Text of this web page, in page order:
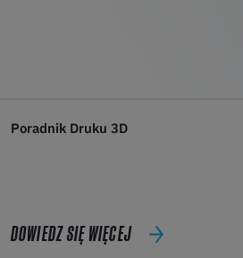
Poradnik Druku 3D
DOWIEDZ SIĘ WIĘCEJ